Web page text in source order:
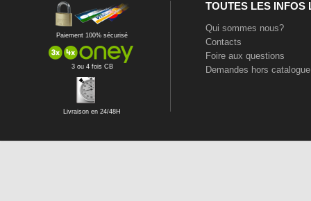
Paiement 100% sécurisé
3 ou 4 fois CB
Livraison en 24/48H
TOUTES LES INFOS
Qui sommes nous?
Contacts
Foire aux questions
Demandes hors catalogue